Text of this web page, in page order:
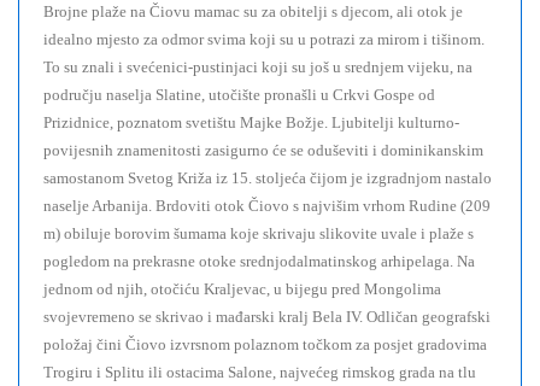
Brojne plaže na Čiovu mamac su za obitelji s djecom, ali otok je
idealno mjesto za odmor svima koji su u potrazi za mirom i tišinom.
To su znali i svećenici-pustinjaci koji su još u srednjem vijeku, na
području naselja Slatine, utočište pronašli u Crkvi Gospe od
Prizidnice, poznatom svetištu Majke Božje. Ljubitelji kulturno-
povijesnih znamenitosti zasigurno će se oduševiti i dominikanskim
samostanom Svetog Križa iz 15. stoljeća čijom je izgradnjom nastalo
naselje Arbanija. Brdoviti otok Čiovo s najvišim vrhom Rudine (209
m) obiluje borovim šumama koje skrivaju slikovite uvale i plaže s
pogledom na prekrasne otoke srednjodalmatinskog arhipelaga. Na
jednom od njih, otočiću Kraljevac, u bijegu pred Mongolima
svojevremeno se skrivao i mađarski kralj Bela IV. Odličan geografski
položaj čini Čiovo izvrsnom polaznom točkom za posjet gradovima
Trogiru i Splitu ili ostacima Salone, najvećeg rimskog grada na tlu